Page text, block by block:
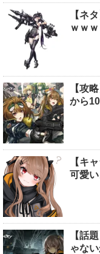
【ネ
ｗｗ
【攻
から
【キ
可愛
【話
ゃな